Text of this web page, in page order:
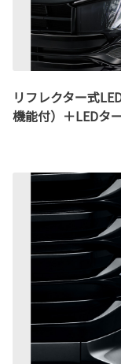
リフレクター式
機能付）＋LEDタ